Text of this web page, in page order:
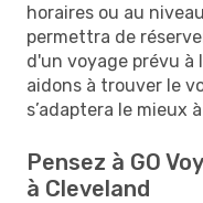
horaires ou au
permettra de
d'un voyage prévu à
aidons à trouver le
s’adaptera le mieux
Pensez à GO
à Cleveland